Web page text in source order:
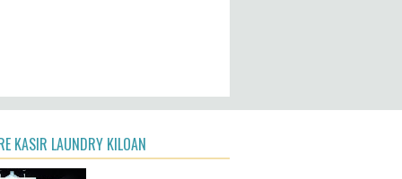
KASIR LAUNDRY KILOAN